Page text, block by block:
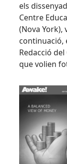
els
Centre
(Nova York),
continuació,
Redacció
que volien